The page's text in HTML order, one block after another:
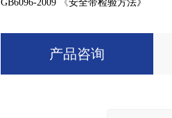
GB6096-2009
《安全带检验方法》
产品咨询